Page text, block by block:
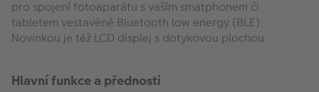
pro spojení fotoaparátu s vaším smatphonem či
tabletem vestavěné Bluetooth low energy (BLE).
Novinkou je též LCD displej s dotykovou plochou.
Hlavní funkce a přednosti